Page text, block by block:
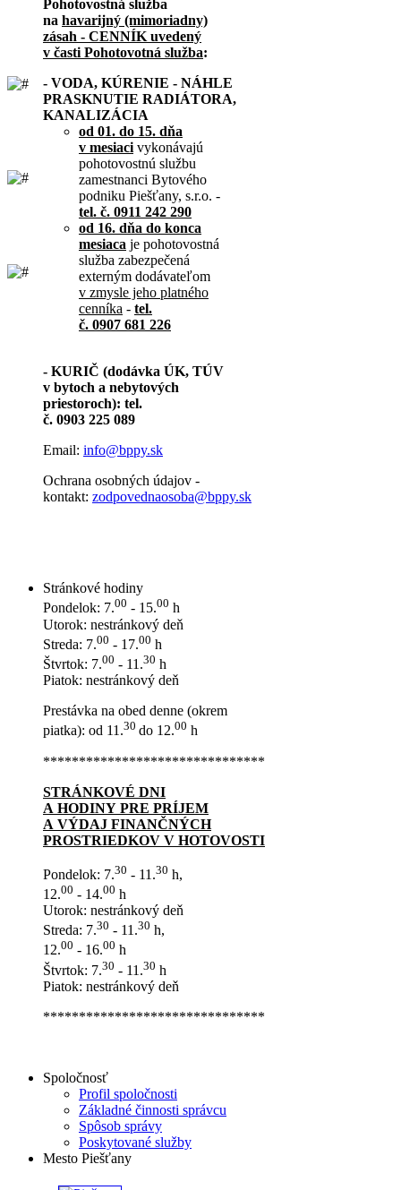
Pohotovostná služba
na havarijný (mimoriadny)
zásah - CENNÍK uvedený
v časti Pohotovotná služba:
- VODA, KÚRENIE - NÁHLE
PRASKNUTIE RADIÁTORA,
KANALIZÁCIA
od 01. do 15. dňa
v mesiaci vykonávajú
pohotovostnú službu
zamestnanci Bytového
podniku Piešťany, s.r.o. -
tel. č. 0911 242 290
od 16. dňa do konca
mesiaca je pohotovostná
služba zabezpečená
externým dodávateľom
v zmysle jeho platného
cenníka - tel.
č. 0907 681 226
- KURIČ (dodávka ÚK, TÚV
v bytoch a nebytových
priestoroch): tel.
č. 0903 225 089
Email: info@bppy.sk
Ochrana osobných údajov -
kontakt: zodpovednaosoba@bppy.sk
Stránkové hodiny
Pondelok: 7.00 - 15.00 h
Utorok: nestránkový deň
Streda: 7.00 - 17.00 h
Štvrtok: 7.00 - 11.30 h
Piatok: nestránkový deň
Prestávka na obed denne (okrem
piatka): od 11.30 do 12.00 h
*******************************
STRÁNKOVÉ DNI
A HODINY PRE PRÍJEM
A VÝDAJ FINANČNÝCH
PROSTRIEDKOV V HOTOVOSTI
Pondelok: 7.30 - 11.30 h,
12.00 - 14.00 h
Utorok: nestránkový deň
Streda: 7.30 - 11.30 h,
12.00 - 16.00 h
Štvrtok: 7.30 - 11.30 h
Piatok: nestránkový deň
*******************************
Spoločnosť
Profil spoločnosti
Základné činnosti správcu
Spôsob správy
Poskytované služby
Mesto Piešťany